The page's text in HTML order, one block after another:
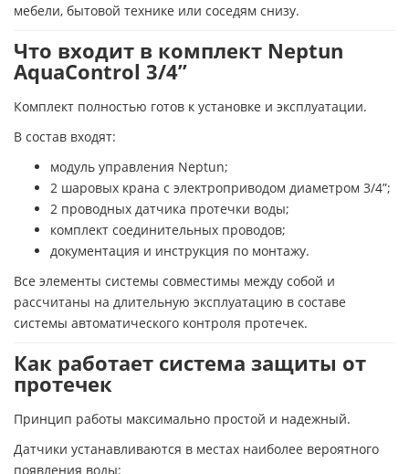
мебели, бытовой технике или соседям снизу.
Что входит в комплект Neptun
AquaControl 3/4”
Комплект полностью готов к установке и эксплуатации.
В состав входят:
модуль управления Neptun;
2 шаровых крана с электроприводом диаметром 3/4”;
2 проводных датчика протечки воды;
комплект соединительных проводов;
документация и инструкция по монтажу.
Все элементы системы совместимы между собой и
рассчитаны на длительную эксплуатацию в составе
системы автоматического контроля протечек.
Как работает система защиты от
протечек
Принцип работы максимально простой и надежный.
Датчики устанавливаются в местах наиболее вероятного
появления воды: